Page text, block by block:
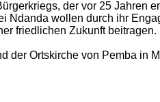
der vor 25 Jahren
Ndanda wollen durch ihr
friedlichen Zukunft
der Ortskirche von Pemba in